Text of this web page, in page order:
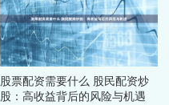
股票配资需要什么 股民配资炒
股：高收益背后的风险与机遇